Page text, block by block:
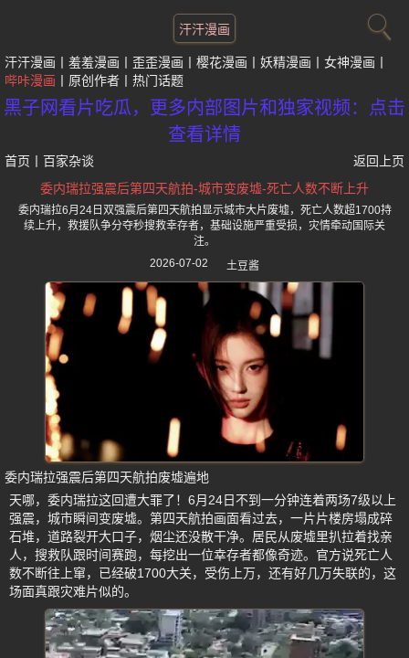
汗汗漫画
汗汗漫画 羞羞漫画 歪歪漫画 樱花漫画 妖精漫画
女神漫画
哔咔漫画
原创作者 热门话题
黑子网看片吃瓜，更多内部图片和独家视频：点击
查看详情
首页 百家杂谈
返回上页
委内瑞拉强震后第四天航拍-城市变废墟-死亡人数不断上升
委内瑞拉6月24日双强震后第四天航拍显示城市大片废墟，死亡人数超1700持
续上升，救援队争分夺秒搜救幸存者，基础设施严重受损，灾情牵动国际关
注。
2026-07-02
土豆酱
委内瑞拉强震后第四天航拍废墟遍地
天哪，委内瑞拉这回遭大罪了！6月24日不到一分钟连着两场7级以上
强震，城市瞬间变废墟。第四天航拍画面看过去，一片片楼房塌成碎
石堆，道路裂开大口子，烟尘还没散干净。居民从废墟里扒拉着找亲
人，搜救队跟时间赛跑，每挖出一位幸存者都像奇迹。官方说死亡人
数不断往上窜，已经破1700大关，受伤上万，还有好几万失联的，这
场面真跟灾难片似的。